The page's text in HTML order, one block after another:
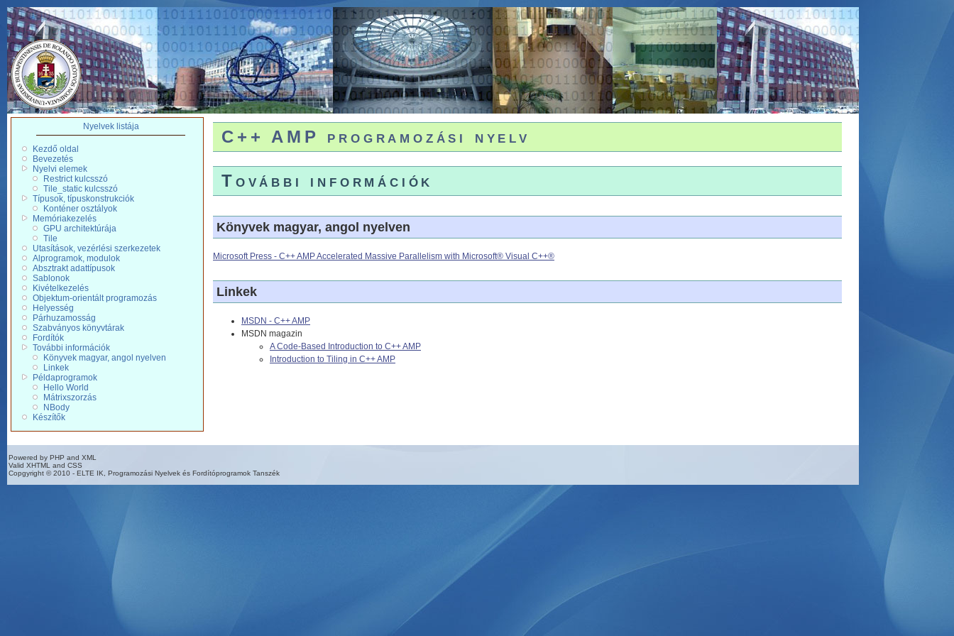
Nyelvek listája
Kezdő oldal
Bevezetés
Nyelvi elemek
Restrict kulcsszó
Tile_static kulcsszó
Típusok, típuskonstrukciók
Konténer osztályok
Memóriakezelés
GPU architektúrája
Tile
Utasítások, vezérlési szerkezetek
Alprogramok, modulok
Absztrakt adattípusok
Sablonok
Kivételkezelés
Objektum-orientált programozás
Helyesség
Párhuzamosság
Szabványos könyvtárak
Fordítók
További információk
Könyvek magyar, angol nyelven
Linkek
Példaprogramok
Hello World
Mátrixszorzás
NBody
Készítők
C++ AMP programozási nyelv
További információk
Könyvek magyar, angol nyelven
Microsoft Press - C++ AMP Accelerated Massive Parallelism with Microsoft® Visual C++®
Linkek
MSDN - C++ AMP
MSDN magazin
A Code-Based Introduction to C++ AMP
Introduction to Tiling in C++ AMP
Powered by PHP and XML
Valid XHTML and CSS
Copgyright © 2010 - ELTE IK, Programozási Nyelvek és Fordítóprogramok Tanszék